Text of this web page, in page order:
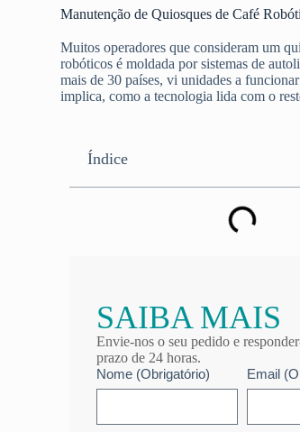
Manutenção de Quiosques de Café
Muitos operadores que consideram um
robóticos é moldada por sistemas de
mais de 30 países, vi unidades a
implica, como a tecnologia lida com o
Índice
SAIBA MAIS
Envie-nos o seu pedido e
prazo de 24 horas.
Nome (Obrigatório)
Email